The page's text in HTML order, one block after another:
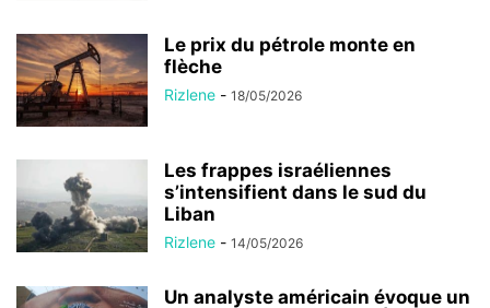
Le prix du pétrole monte en
flèche
Rizlene - 18/05/2026
Les frappes israéliennes
s’intensifient dans le sud du
Liban
Rizlene - 14/05/2026
Un analyste américain évoque un